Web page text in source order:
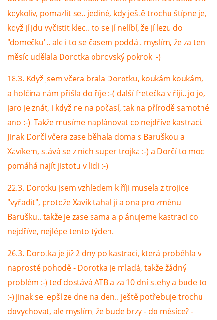
kdykoliv, pomazlit se.. jediné, kdy ještě trochu štípne je,
když jí jdu vyčistit klec.. to se jí nelíbí, že jí lezu do
"domečku".. ale i to se časem poddá.. myslím, že za ten
měsíc udělala Dorotka obrovský pokrok :-)
18.3. Když jsem včera brala Dorotku, koukám koukám,
a holčina nám přišla do říje :-( další fretečka v říji.. jo jo,
jaro je znát, i když ne na počasí, tak na přírodě samotné
ano :-). Takže musíme naplánovat co nejdříve kastraci.
Jinak Dorčí včera zase běhala doma s Baruškou a
Xavíkem, stává se z nich super trojka :-) a Dorčí to moc
pomáhá najít jistotu v lidi :-)
22.3. Dorotku jsem vzhledem k říji musela z trojice
"vyřadit", protože Xavík tahal ji a ona pro změnu
Barušku.. takže je zase sama a plánujeme kastraci co
nejdříve, nejlépe tento týden.
26.3. Dorotka je již 2 dny po kastraci, která proběhla v
naprosté pohodě - Dorotka je mladá, takže žádný
problém :-) teď dostává ATB a za 10 dní stehy a bude to
:-) jinak se lepší ze dne na den.. ještě potřebuje trochu
dovychovat, ale myslím, že bude brzy - do měsíce? -